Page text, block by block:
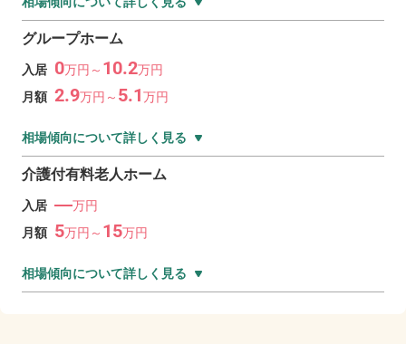
グループホーム
入居 0万円～ 10.2万円
月額 2.9万円～ 5.1万円
相場傾向について詳しく見る
介護付有料老人ホーム
入居 ―万円
月額 5万円～ 15万円
相場傾向について詳しく見る